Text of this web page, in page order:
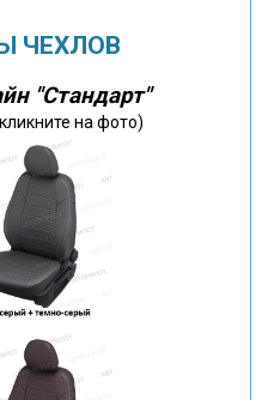
ЧЕХЛОВ
"Стандарт"
на фото)